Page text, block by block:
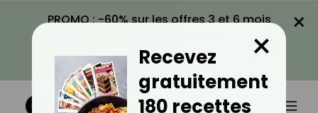
PROMO : -60% sur les offres 3 et 6 mois
VOIR LA PROMO
×
Recevez
gratuitement
180 recettes
×